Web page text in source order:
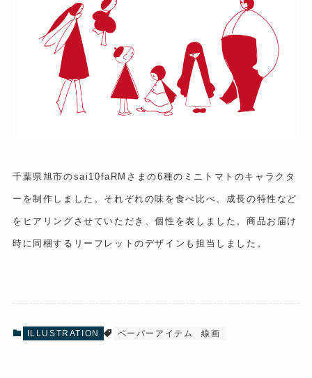
千葉県旭市のsai10faRMさまの6種のミニトマトのキャラクタ
ーを制作しました。それぞれの味を食べ比べ、成長の特性など
をヒアリングさせていただき、個性を表しました。商品お届け
時に同梱するリーフレットのデザインも担当しました。
ILLUSTRATION ペーパーアイテム 線画